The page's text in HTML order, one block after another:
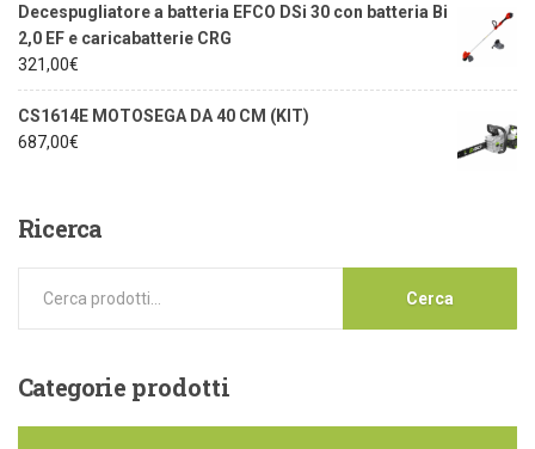
Decespugliatore a batteria EFCO DSi 30 con batteria Bi
2,0 EF e caricabatterie CRG
321,00€
CS1614E MOTOSEGA DA 40 CM (KIT)
687,00€
Ricerca
Cerca
Categorieprodotti